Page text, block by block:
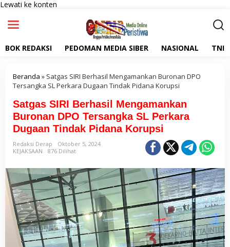
Lewati ke konten
BOK REDAKSI PEDOMAN MEDIA SIBER NASIONAL TNI
Beranda » Satgas SIRI Berhasil Mengamankan Buronan DPO
Tersangka SL Perkara Dugaan Tindak Pidana Korupsi
Satgas SIRI Berhasil Mengamankan
Buronan DPO Tersangka SL Perkara
Dugaan Tindak Pidana Korupsi
Redaksi Derap
Oktober 5, 2024
KEJAKSAAN
876 Dilihat